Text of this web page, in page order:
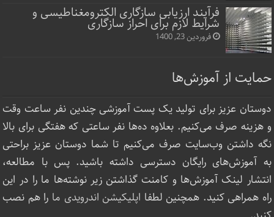
فرآیند ارزیابی سازگاری الکترومغناطیسی و
شرایط لازم برای احراز سازگاری
فروردین 23, 1400
حمایت از آموزش‌ها
دوستان عزیز برای تولید یک پست آموزشی چندین نفر ساعت‌ وقت
و هزینه صرف می‌کنیم. بعلاوه ده‌ها نفر ساعتی که هفتگی برای بالا
نگه داشتن وب‌سایت صرف ‌می‌کنیم تا شما دوستان عزیز براحتی
به آموزش‌های رایگان دسترسی داشته باشید. پس با مطالعه،
انتشار لینک‌ آموزش‌ها و کامنت گذاشتن زیر نوشته‌‌ها ما را در این
راه همراهی کنید. همچنین لطفا اپلیکیشن اندرویدی ما را هم نصب